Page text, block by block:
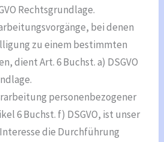
Rechtsgrundlage.
bei denen
zu einem bestimmten
dient Art. 6 Buchst. a) DSGVO
personenbezogener
6 Buchst. f) DSGVO, ist unser
die Durchführung